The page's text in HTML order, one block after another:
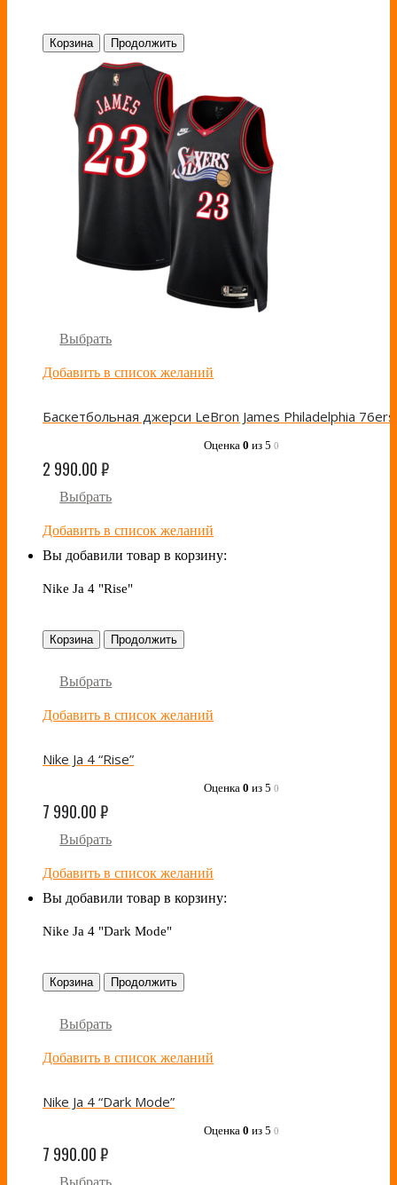
Корзина Продолжить
Выбрать
Добавить в список желаний
Оценка 0 из 5 0
2 990.00₽
Выбрать
Добавить в список желаний
Вы добавили товар в корзину:
Nike Ja 4 "Rise"
Корзина Продолжить
Выбрать
Добавить в список желаний
Nike Ja 4 “Rise”
Оценка 0 из 5 0
7 990.00₽
Выбрать
Добавить в список желаний
Вы добавили товар в корзину:
Nike Ja 4 "Dark Mode"
Корзина Продолжить
Выбрать
Добавить в список желаний
Nike Ja 4 “Dark Mode”
Оценка 0 из 5 0
7 990.00₽